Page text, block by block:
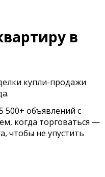
в
купли-продажи
500+ объявлений с
когда торговаться —
чтобы не упустить